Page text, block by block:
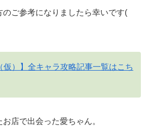
のご参考になりましたら幸いです(
仮）】全キャラ攻略記事一覧はこち
店で出会った愛ちゃん。